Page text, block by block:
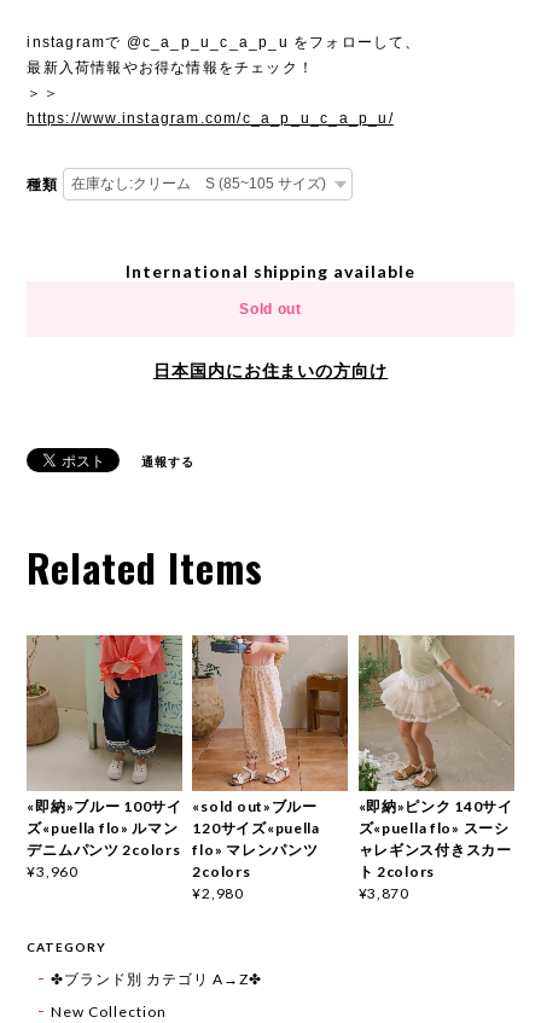
instagramで @c_a_p_u_c_a_p_u をフォローして、
最新入荷情報やお得な情報をチェック！
＞＞
https://www.instagram.com/c_a_p_u_c_a_p_u/
種類
International shipping available
Sold out
日本国内にお住まいの方向け
通報する
Related Items
«即納»ブルー 100サイ
ズ«puella flo» ルマン
デニムパンツ 2colors
¥3,960
«sold out»ブルー
120サイズ«puella
flo» マレンパンツ
2colors
¥2,980
«即納»ピンク 140サイ
ズ«puella flo» スーシ
ャレギンス付きスカー
ト 2colors
¥3,870
CATEGORY
✤ブランド別 カテゴリ A→Z✤
New Collection